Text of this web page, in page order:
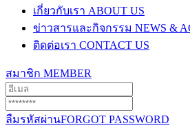
เกี่ยวกับเรา ABOUT US
ข่าวสารและกิจกรรม NEWS &
ติดต่อเรา CONTACT US
สมาชิก MEMBER
ลืมรหัสผ่านFORGOT PASSWORD